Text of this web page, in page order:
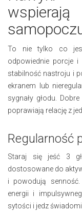
To nie tylko co
odpowiednie porcje i
stabilność nastroju i
ekranem lub
sygnały głodu.
poprawiają relację z
Regularność
Staraj się jeść 3
dostosowane do
i powodują
energii i
sytości i jedz